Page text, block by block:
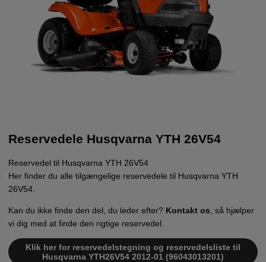
Reservedele Husqvarna YTH 26V54
Reservedel til Husqvarna YTH 26V54
Her finder du alle tilgængelige reservedele til Husqvarna YTH
26V54.
Kan du ikke finde den del, du leder efter? Kontakt os , så hjælper
vi dig med at finde den rigtige reservedel.
Klik her for reservedelstegning og reservedelsliste til
Husqvarna YTH26V54 2012-01 (96043013201)